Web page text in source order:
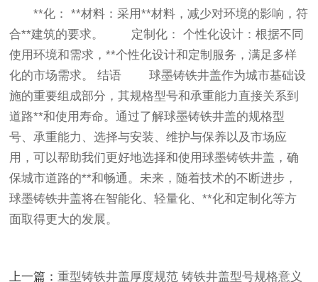
**化： **材料：采用**材料，减少对环境的影响，符
合**建筑的要求。 定制化： 个性化设计：根据不同
使用环境和需求，**个性化设计和定制服务，满足多样
化的市场需求。 结语 球墨铸铁井盖作为城市基础设
施的重要组成部分，其规格型号和承重能力直接关系到
道路**和使用寿命。通过了解球墨铸铁井盖的规格型
号、承重能力、选择与安装、维护与保养以及市场应
用，可以帮助我们更好地选择和使用球墨铸铁井盖，确
保城市道路的**和畅通。未来，随着技术的不断进步，
球墨铸铁井盖将在智能化、轻量化、**化和定制化等方
面取得更大的发展。
上一篇：重型铸铁井盖厚度规范 铸铁井盖型号规格意义